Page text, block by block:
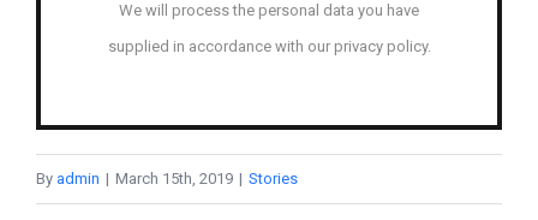
We will process the personal data you have
supplied in accordance with our privacy policy.
By admin | March 15th, 2019 | Stories